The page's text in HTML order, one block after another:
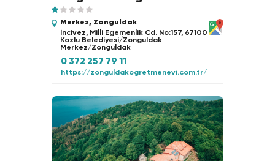
Merkez, Zonguldak
İncivez, Milli Egemenlik Cd. No:157, 67100
Kozlu Belediyesi/Zonguldak
Merkez/Zonguldak
0 372 257 79 11
https://zonguldakogretmenevi.com.tr/